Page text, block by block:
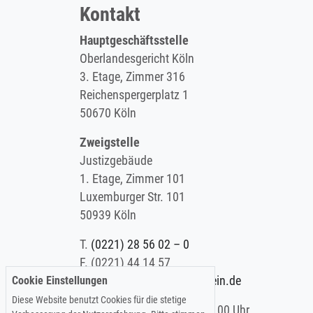
Kontakt
Hauptgeschäftsstelle
Oberlandesgericht Köln
3. Etage, Zimmer 316
Reichenspergerplatz 1
50670 Köln
Zweigstelle
Justizgebäude
1. Etage, Zimmer 101
Luxemburger Str. 101
50939 Köln
T. (0221) 28 56 02 – 0
F.(0221) 44 14 57
E.info@koelner-anwaltverein.de
Montag - Freitag: 9.00 – 15.00 Uhr
Cookie Einstellungen
Diese Website benutzt Cookies für die stetige